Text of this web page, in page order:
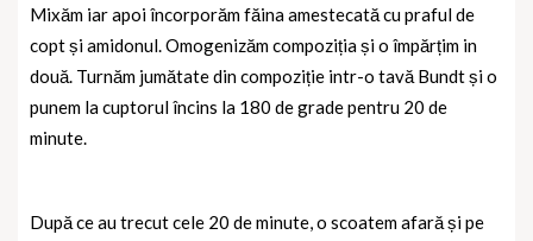
Mixăm iar apoi încorporăm făina amestecată cu praful de
copt și amidonul. Omogenizăm compoziția și o împărțim in
două. Turnăm jumătate din compoziție intr-o tavă Bundt și o
punem la cuptorul încins la 180 de grade pentru 20 de
minute.
După ce au trecut cele 20 de minute, o scoatem afară și pe